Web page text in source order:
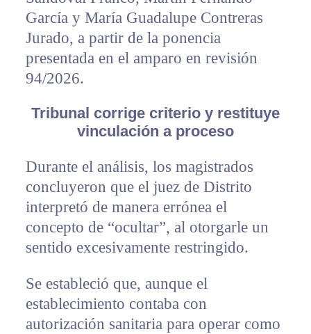
García y María Guadalupe Contreras
Jurado, a partir de la ponencia
presentada en el amparo en revisión
94/2026.
Tribunal corrige criterio y restituye
vinculación a proceso
Durante el análisis, los magistrados
concluyeron que el juez de Distrito
interpretó de manera errónea el
concepto de “ocultar”, al otorgarle un
sentido excesivamente restringido.
Se estableció que, aunque el
establecimiento contaba con
autorización sanitaria para operar como